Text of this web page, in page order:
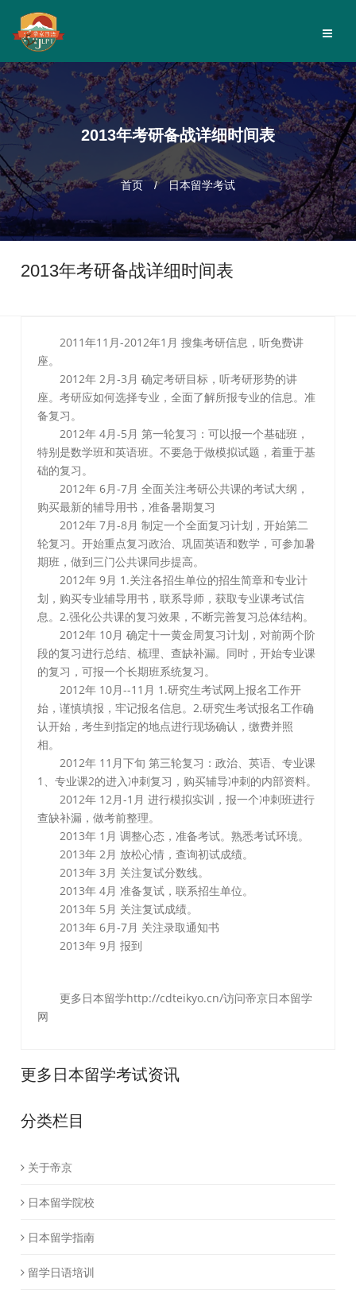
2013年考研备战详细时间表
首页/ 日本留学考试
2013年考研备战详细时间表
2011年11月-2012年1月 搜集考研信息，听免费讲
座。
2012年 2月-3月 确定考研目标，听考研形势的讲
座。考研应如何选择专业，全面了解所报专业的信息。准
备复习。
2012年 4月-5月 第一轮复习：可以报一个基础班，
特别是数学班和英语班。不要急于做模拟试题，着重于基
础的复习。
2012年 6月-7月 全面关注考研公共课的考试大纲，
购买最新的辅导用书，准备暑期复习
2012年 7月-8月 制定一个全面复习计划，开始第二
轮复习。开始重点复习政治、巩固英语和数学，可参加暑
期班，做到三门公共课同步提高。
2012年 9月 1.关注各招生单位的招生简章和专业计
划，购买专业辅导用书，联系导师，获取专业课考试信
息。2.强化公共课的复习效果，不断完善复习总体结构。
2012年 10月 确定十一黄金周复习计划，对前两个阶
段的复习进行总结、梳理、查缺补漏。同时，开始专业课
的复习，可报一个长期班系统复习。
2012年 10月--11月 1.研究生考试网上报名工作开
始，谨慎填报，牢记报名信息。2.研究生考试报名工作确
认开始，考生到指定的地点进行现场确认，缴费并照
相。
2012年 11月下旬 第三轮复习：政治、英语、专业课
1、专业课2的进入冲刺复习，购买辅导冲刺的内部资料。
2012年 12月-1月 进行模拟实训，报一个冲刺班进行
查缺补漏，做考前整理。
2013年 1月 调整心态，准备考试。熟悉考试环境。
2013年 2月 放松心情，查询初试成绩。
2013年 3月 关注复试分数线。
2013年 4月 准备复试，联系招生单位。
2013年 5月 关注复试成绩。
2013年 6月-7月 关注录取通知书
2013年 9月 报到
更多日本留学http://cdteikyo.cn/访问帝京日本留学
网
更多日本留学考试资讯
分类栏目
关于帝京
日本留学院校
日本留学指南
留学日语培训